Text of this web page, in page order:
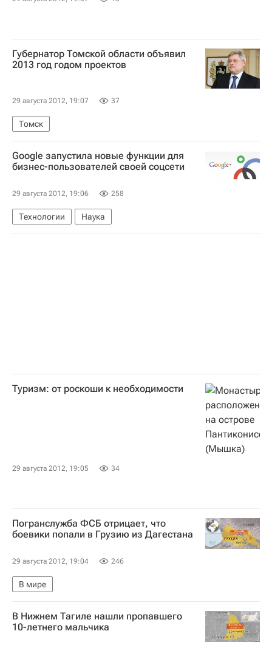
Губернатор Томской области объявил
2013 год годом проектов
29 августа 2012, 19:07 37
Томск
Google запустила новые функции для
бизнес-пользователей своей соцсети
29 августа 2012, 19:06 258
Технологии Наука
Туризм: от роскоши к необходимости
29 августа 2012, 19:05 34
Погранслужба ФСБ отрицает, что
боевики попали в Грузию из Дагестана
29 августа 2012, 19:04 246
В мире
В Нижнем Тагиле нашли пропавшего
10-летнего мальчика